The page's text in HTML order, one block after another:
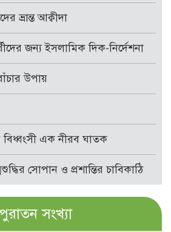
ভ্রান্ত আক্বীদা
জন্য ইসলামিক দিক-নির্দেশনা
উপায়
এক নীরব ঘাতক
সোপান ও প্রশান্তির চাবিকাঠি
পুরাতন সংখ্যা